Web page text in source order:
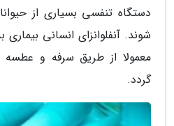
دستگاه تنفسی بسیاری از
شوند. آنفلوانزای انسانی
معمولا از طریق سرفه و
گردد.